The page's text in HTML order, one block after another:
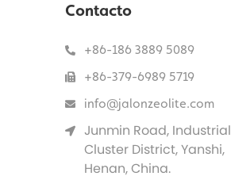
Contacto
+86-186 3889 5089
+86-379-6989 5719
info@jalonzeolite.com
Junmin Road, Industrial
Cluster District, Yanshi,
Henan, China.